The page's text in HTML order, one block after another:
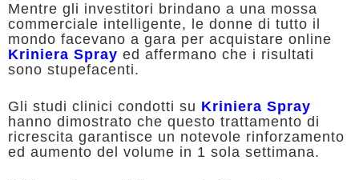
Mentre gli investitori brindano a una mossa
commerciale intelligente, le donne di tutto il
mondo facevano a gara per acquistare online
Kriniera Spray ed affermano che i risultati
sono stupefacenti.
Gli studi clinici condotti su Kriniera Spray
hanno dimostrato che questo trattamento di
ricrescita garantisce un notevole rinforzamento
ed aumento del volume in 1 sola settimana.